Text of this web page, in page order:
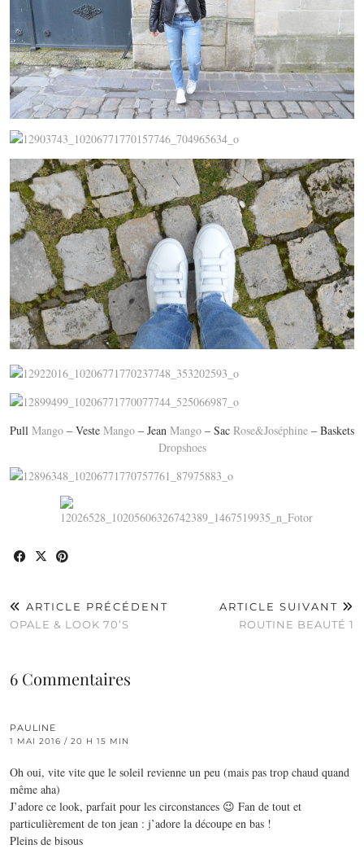
Pull Mango – Veste Mango – Jean Mango – Sac Rose&Joséphine – Baskets
Dropshoes
ARTICLE PRÉCÉDENT
OPALE & LOOK 70’S
ARTICLE SUIVANT
ROUTINE BEAUTÉ 1
6 Commentaires
PAULINE
1 MAI 2016 / 20 H 15 MIN
Oh oui, vite vite que le soleil revienne un peu (mais pas trop chaud quand
même aha)
J’adore ce look, parfait pour les circonstances 😉 Fan de tout et
particulièrement de ton jean : j’adore la découpe en bas !
Pleins de bisous